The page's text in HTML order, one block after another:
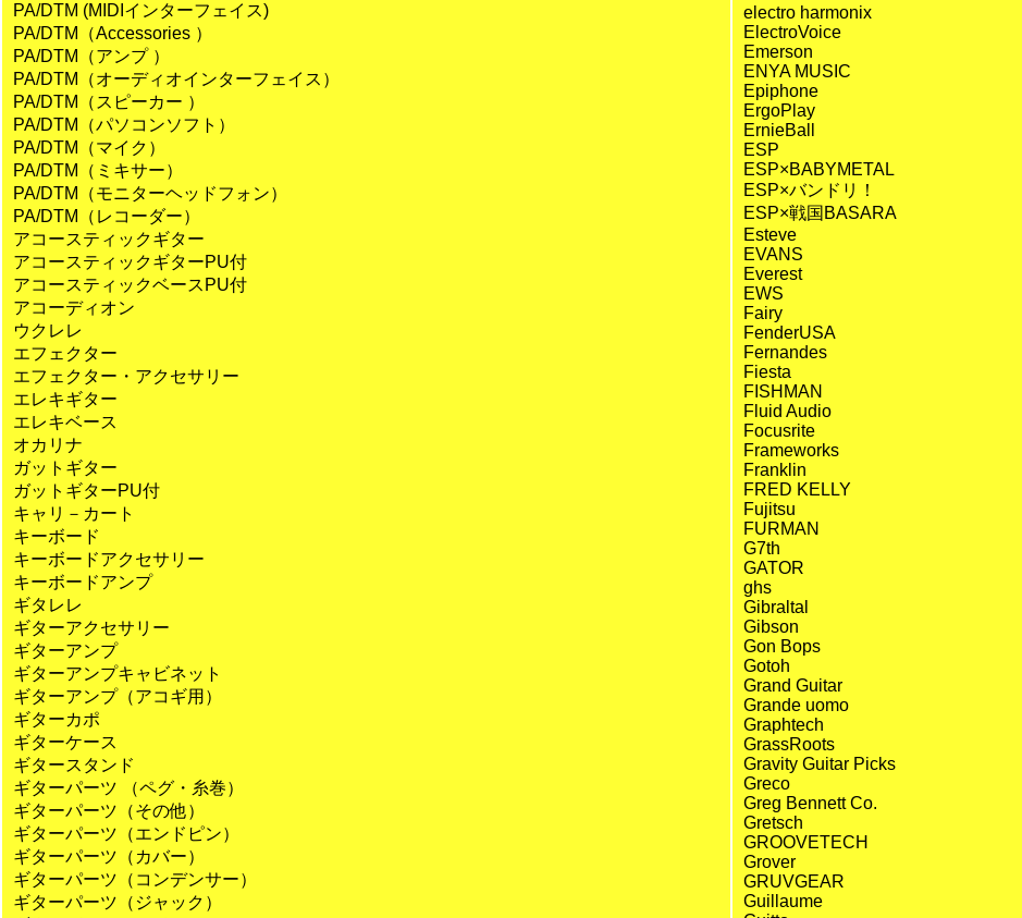
PA/DTM (MIDIインターフェイス)
PA/DTM（Accessories ）
PA/DTM（アンプ ）
PA/DTM（オーディオインターフェイス）
PA/DTM（スピーカー ）
PA/DTM（パソコンソフト）
PA/DTM（マイク）
PA/DTM（ミキサー）
PA/DTM（モニターヘッドフォン）
PA/DTM（レコーダー）
アコースティックギター
アコースティックギターPU付
アコースティックベースPU付
アコーディオン
ウクレレ
エフェクター
エフェクター・アクセサリー
エレキギター
エレキベース
オカリナ
ガットギター
ガットギターPU付
キャリ－カート
キーボード
キーボードアクセサリー
キーボードアンプ
ギタレレ
ギターアクセサリー
ギターアンプ
ギターアンプキャビネット
ギターアンプ（アコギ用）
ギターカポ
ギターケース
ギタースタンド
ギターパーツ （ペグ・糸巻）
ギターパーツ（その他）
ギターパーツ（エンドピン）
ギターパーツ（カバー）
ギターパーツ（コンデンサー）
ギターパーツ（ジャック）
electro harmonix
ElectroVoice
Emerson
ENYA MUSIC
Epiphone
ErgoPlay
ErnieBall
ESP
ESP×BABYMETAL
ESP×バンドリ！
ESP×戦国BASARA
Esteve
EVANS
Everest
EWS
Fairy
FenderUSA
Fernandes
Fiesta
FISHMAN
Fluid Audio
Focusrite
Frameworks
Franklin
FRED KELLY
Fujitsu
FURMAN
G7th
GATOR
ghs
Gibraltal
Gibson
Gon Bops
Gotoh
Grand Guitar
Grande uomo
Graphtech
GrassRoots
Gravity Guitar Picks
Greco
Greg Bennett Co.
Gretsch
GROOVETECH
Grover
GRUVGEAR
Guillaume